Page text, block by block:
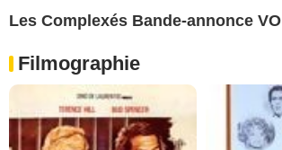
Les Complexés Bande-annonce VO
Filmographie